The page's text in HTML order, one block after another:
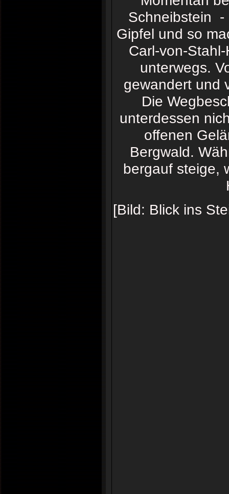
Schneibstein -
Gipfel und so
Carl-von-
unterwegs.
gewandert und
Die
unterdessen
offenen
Bergwald.
bergauf steige,
[Bild: Blick ins